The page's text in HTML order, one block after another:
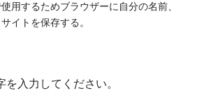
用するためブラウザーに自分の名前、
イトを保存する。
を入力してください。